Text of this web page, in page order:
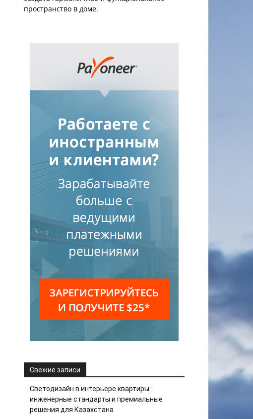
пространство в доме.
Свежие записи
Светодизайн в интерьере квартиры:
инженерные стандарты и премиальные
решения для Казахстана